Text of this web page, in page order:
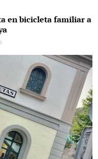
en bicicleta familiar a